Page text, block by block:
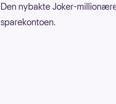
Den nybakte Joker-
sparekontoen.